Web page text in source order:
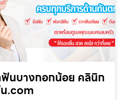
นบางกอกน้อย คลินิก
.com